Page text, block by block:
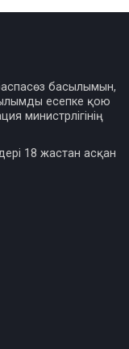
басылымын,
есепке қою
министрлігінің
18 жастан асқан